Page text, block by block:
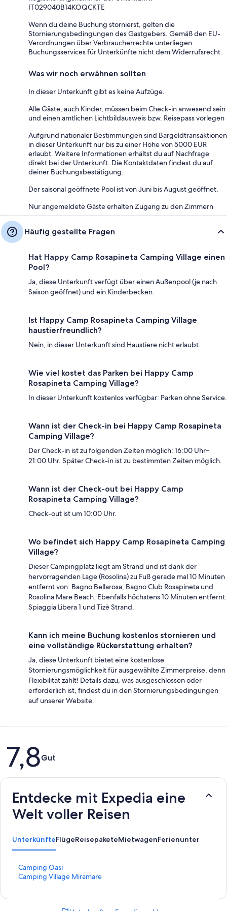
IT029040B14KOQCKTE
Wenn du deine Buchung stornierst, gelten die
Stornierungsbedingungen des Gastgebers. Gemäß den EU-
Verordnungen über Verbraucherrechte unterliegen
Buchungsservices für Unterkünfte nicht dem Widerrufsrecht.
Was wir noch erwähnen sollten
In dieser Unterkunft gibt es keine Aufzüge.
Alle Gäste, auch Kinder, müssen beim Check-in anwesend sein
und einen amtlichen Lichtbildausweis bzw. Reisepass vorlegen
Aufgrund nationaler Bestimmungen sind Bargeldtransaktionen
in dieser Unterkunft nur bis zu einer Höhe von 5000 EUR
erlaubt. Weitere Informationen erhältst du auf Nachfrage
direkt bei der Unterkunft. Die Kontaktdaten findest du auf
deiner Buchungsbestätigung.
Der saisonal geöffnete Pool ist von Juni bis August geöffnet.
Nur angemeldete Gäste erhalten Zugang zu den Zimmern
Häufig gestellte Fragen
Hat Happy Camp Rosapineta Camping Village einen
Pool?
Ja, diese Unterkunft verfügt über einen Außenpool (je nach
Saison geöffnet) und ein Kinderbecken.
Ist Happy Camp Rosapineta Camping Village
haustierfreundlich?
Nein, in dieser Unterkunft sind Haustiere nicht erlaubt.
Wie viel kostet das Parken bei Happy Camp
Rosapineta Camping Village?
In dieser Unterkunft kostenlos verfügbar: Parken ohne Service.
Wann ist der Check-in bei Happy Camp Rosapineta
Camping Village?
Der Check-in ist zu folgenden Zeiten möglich: 16:00 Uhr–
21:00 Uhr. Später Check-in ist zu bestimmten Zeiten möglich.
Wann ist der Check-out bei Happy Camp
Rosapineta Camping Village?
Check-out ist um 10:00 Uhr.
Wo befindet sich Happy Camp Rosapineta Camping
Village?
Dieser Campingplatz liegt am Strand und ist dank der
hervorragenden Lage (Rosolina) zu Fuß gerade mal 10 Minuten
entfernt von: Bagno Bellarosa, Bagno Club Rosapineta und
Rosolina Mare Beach. Ebenfalls höchstens 10 Minuten entfernt:
Spiaggia Libera 1 und Tizè Strand.
Kann ich meine Buchung kostenlos stornieren und
eine vollständige Rückerstattung erhalten?
Ja, diese Unterkunft bietet eine kostenlose
Stornierungsmöglichkeit für ausgewählte Zimmerpreise, denn
Flexibilität zählt! Details dazu, was ausgeschlossen oder
erforderlich ist, findest du in den Stornierungsbedingungen
auf unserer Website.
Bewertungen
7,8Gut
Entdecke mit Expedia eine
Welt voller Reisen
UnterkünfteFlügeReisepaketeMietwagenFerienunterkünfte
Camping Oasi
L
iCamping Village Miramare
L